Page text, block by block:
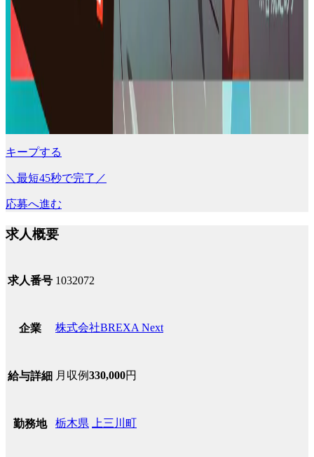
キープする
＼最短45秒で完了／
応募へ進む
求人概要
求人番号 1032072
企業 株式会社BREXA Next
給与詳細 月収例330,000円
勤務地 栃木県 上三川町